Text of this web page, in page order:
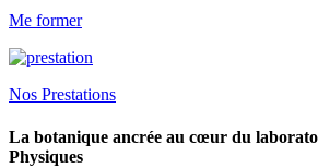
Me former
Nos Prestations
La botanique ancrée au cœur du
Physiques